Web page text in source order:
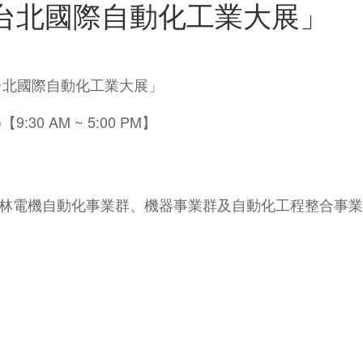
國際自動化工業大展」
國際自動化工業大展」
9:30 AM ~ 5:00 PM】
電機自動化事業群、機器事業群及自動化工程整合事